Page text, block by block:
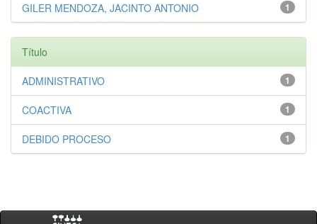
1
GILER MENDOZA, JACINTO ANTONIO
Título
1
ADMINISTRATIVO
1
COACTIVA
1
DEBIDO PROCESO